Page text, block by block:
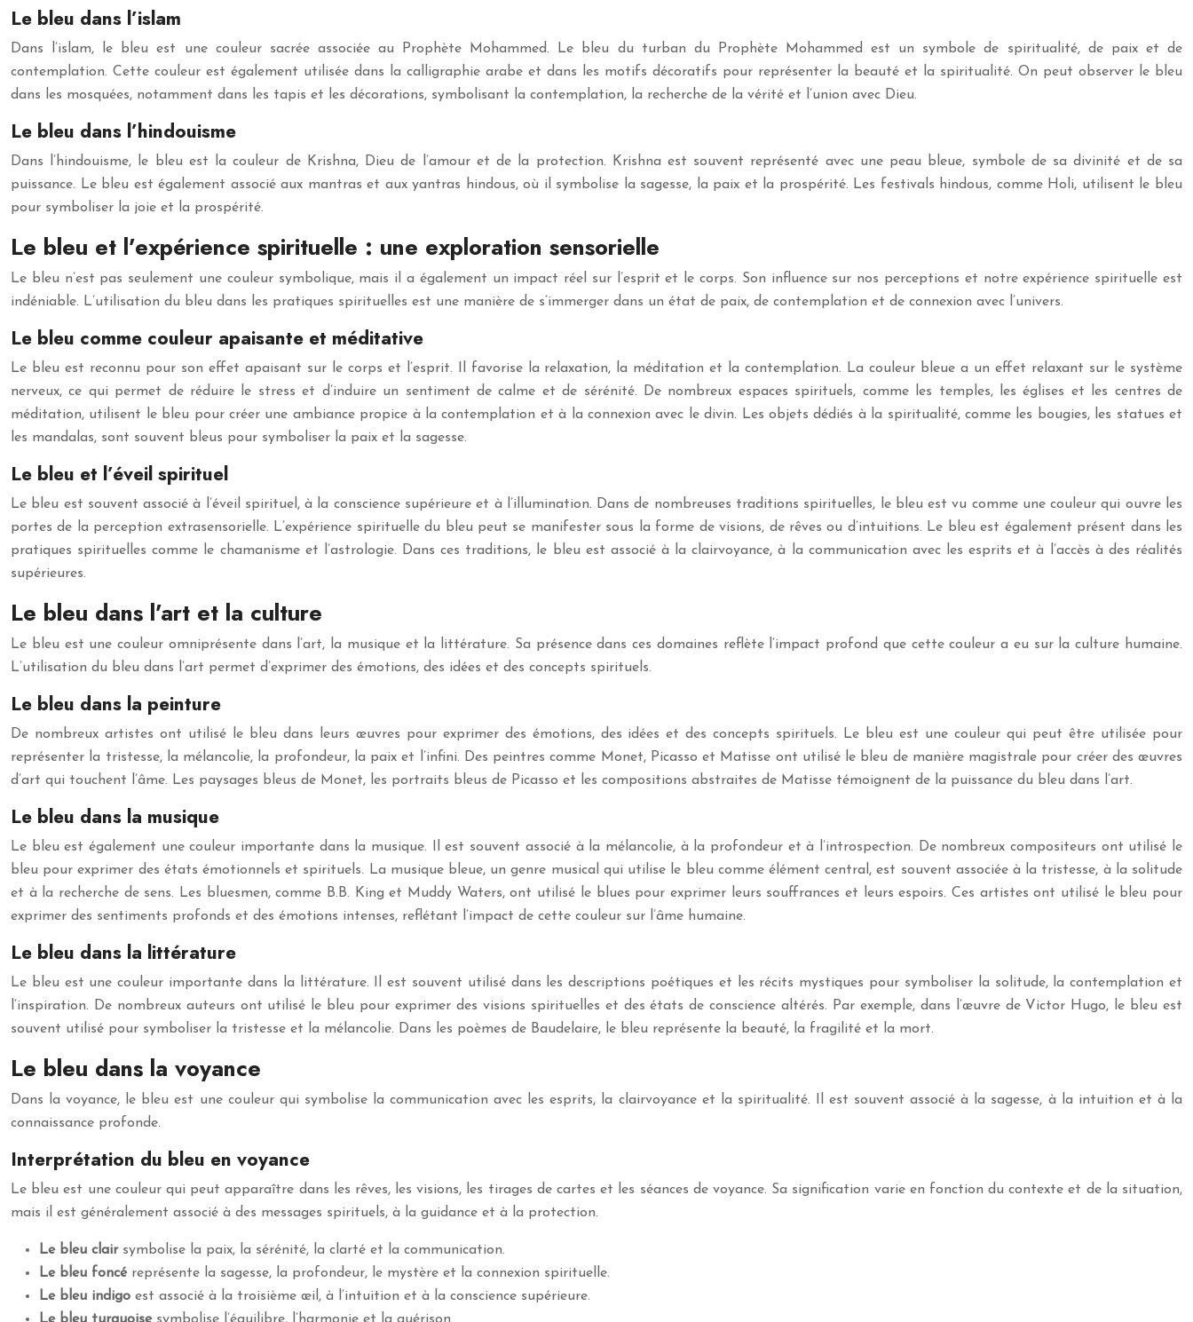
Le bleu dans l’islam
Dans l’islam, le bleu est une couleur sacrée associée au Prophète Mohammed. Le bleu du turban du Prophète Mohammed est un symbole de spiritualité, de paix et de
contemplation. Cette couleur est également utilisée dans la calligraphie arabe et dans les motifs décoratifs pour représenter la beauté et la spiritualité. On peut observer le bleu
dans les mosquées, notamment dans les tapis et les décorations, symbolisant la contemplation, la recherche de la vérité et l’union avec Dieu.
Le bleu dans l’hindouisme
Dans l’hindouisme, le bleu est la couleur de Krishna, Dieu de l’amour et de la protection. Krishna est souvent représenté avec une peau bleue, symbole de sa divinité et de sa
puissance. Le bleu est également associé aux mantras et aux yantras hindous, où il symbolise la sagesse, la paix et la prospérité. Les festivals hindous, comme Holi, utilisent le bleu
pour symboliser la joie et la prospérité.
Le bleu et l’expérience spirituelle : une exploration sensorielle
Le bleu n’est pas seulement une couleur symbolique, mais il a également un impact réel sur l’esprit et le corps. Son influence sur nos perceptions et notre expérience spirituelle est
indéniable. L’utilisation du bleu dans les pratiques spirituelles est une manière de s’immerger dans un état de paix, de contemplation et de connexion avec l’univers.
Le bleu comme couleur apaisante et méditative
Le bleu est reconnu pour son effet apaisant sur le corps et l’esprit. Il favorise la relaxation, la méditation et la contemplation. La couleur bleue a un effet relaxant sur le système
nerveux, ce qui permet de réduire le stress et d’induire un sentiment de calme et de sérénité. De nombreux espaces spirituels, comme les temples, les églises et les centres de
méditation, utilisent le bleu pour créer une ambiance propice à la contemplation et à la connexion avec le divin. Les objets dédiés à la spiritualité, comme les bougies, les statues et
les mandalas, sont souvent bleus pour symboliser la paix et la sagesse.
Le bleu et l’éveil spirituel
Le bleu est souvent associé à l’éveil spirituel, à la conscience supérieure et à l’illumination. Dans de nombreuses traditions spirituelles, le bleu est vu comme une couleur qui ouvre les
portes de la perception extrasensorielle. L’expérience spirituelle du bleu peut se manifester sous la forme de visions, de rêves ou d’intuitions. Le bleu est également présent dans les
pratiques spirituelles comme le chamanisme et l’astrologie. Dans ces traditions, le bleu est associé à la clairvoyance, à la communication avec les esprits et à l’accès à des réalités
supérieures.
Le bleu dans l’art et la culture
Le bleu est une couleur omniprésente dans l’art, la musique et la littérature. Sa présence dans ces domaines reflète l’impact profond que cette couleur a eu sur la culture humaine.
L’utilisation du bleu dans l’art permet d’exprimer des émotions, des idées et des concepts spirituels.
Le bleu dans la peinture
De nombreux artistes ont utilisé le bleu dans leurs œuvres pour exprimer des émotions, des idées et des concepts spirituels. Le bleu est une couleur qui peut être utilisée pour
représenter la tristesse, la mélancolie, la profondeur, la paix et l’infini. Des peintres comme Monet, Picasso et Matisse ont utilisé le bleu de manière magistrale pour créer des œuvres
d’art qui touchent l’âme. Les paysages bleus de Monet, les portraits bleus de Picasso et les compositions abstraites de Matisse témoignent de la puissance du bleu dans l’art.
Le bleu dans la musique
Le bleu est également une couleur importante dans la musique. Il est souvent associé à la mélancolie, à la profondeur et à l’introspection. De nombreux compositeurs ont utilisé le
bleu pour exprimer des états émotionnels et spirituels. La musique bleue, un genre musical qui utilise le bleu comme élément central, est souvent associée à la tristesse, à la solitude
et à la recherche de sens. Les bluesmen, comme B.B. King et Muddy Waters, ont utilisé le blues pour exprimer leurs souffrances et leurs espoirs. Ces artistes ont utilisé le bleu pour
exprimer des sentiments profonds et des émotions intenses, reflétant l’impact de cette couleur sur l’âme humaine.
Le bleu dans la littérature
Le bleu est une couleur importante dans la littérature. Il est souvent utilisé dans les descriptions poétiques et les récits mystiques pour symboliser la solitude, la contemplation et
l’inspiration. De nombreux auteurs ont utilisé le bleu pour exprimer des visions spirituelles et des états de conscience altérés. Par exemple, dans l’œuvre de Victor Hugo, le bleu est
souvent utilisé pour symboliser la tristesse et la mélancolie. Dans les poèmes de Baudelaire, le bleu représente la beauté, la fragilité et la mort.
Le bleu dans la voyance
Dans la voyance, le bleu est une couleur qui symbolise la communication avec les esprits, la clairvoyance et la spiritualité. Il est souvent associé à la sagesse, à la intuition et à la
connaissance profonde.
Interprétation du bleu en voyance
Le bleu est une couleur qui peut apparaître dans les rêves, les visions, les tirages de cartes et les séances de voyance. Sa signification varie en fonction du contexte et de la situation,
mais il est généralement associé à des messages spirituels, à la guidance et à la protection.
Le bleu clair symbolise la paix, la sérénité, la clarté et la communication.
Le bleu foncé représente la sagesse, la profondeur, le mystère et la connexion spirituelle.
Le bleu indigo est associé à la troisième œil, à l’intuition et à la conscience supérieure.
Le bleu turquoise symbolise l’équilibre, l’harmonie et la guérison.